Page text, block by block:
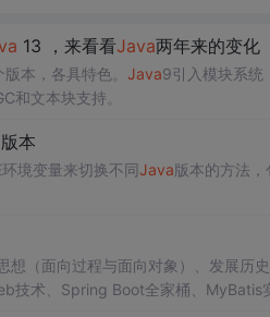
13 ，来看看Java两年来的变化
本，各具特色。 Java9引入模块系统
和文本块支持。
版本
境变量来切换不同Java版本的方法
想（面向过程与面向对象）、发展历
技术、Spring Boot全家桶、MyBatis